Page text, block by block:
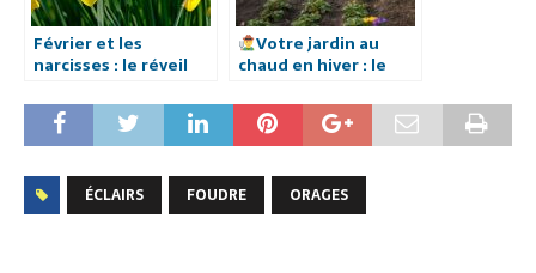
Février et les
narcisses : le réveil
jardin
Votre jardin au
chaud en hiver : le
du sol ou simple
légende ?
ÉCLAIRS FOUDRE ORAGES